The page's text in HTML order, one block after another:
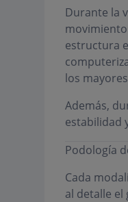
Durante la
estructura
los
Además,
estabilidad
Podología
Cada
al detalle